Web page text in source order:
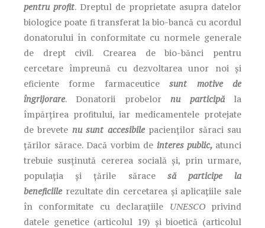
pentru profit. Dreptul de proprietate asupra datelor
biologice poate fi transferat la bio-bancă cu acordul
donatorului în conformitate cu normele generale
de drept civil. Crearea de bio-bănci pentru
cercetare împreună cu dezvoltarea unor noi și
eficiente forme farmaceuticesunt motive de
îngrijorare. Donatorii probelor nu participăla
împărțirea profitului, iar medicamentele protejate
de brevete nu sunt accesibilepacienților săraci sau
țărilor sărace. Dacă vorbim de interes public, atunci
trebuie susținută cererea socială și, prin urmare,
populația și țările sărace să participe la
beneficiilerezultate din cercetarea și aplicațiile sale
în conformitate cu declarațiile UNESCOprivind
datele genetice (articolul 19) și bioetică (articolul